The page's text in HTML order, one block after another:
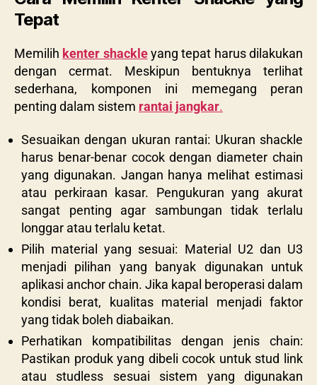
Tepat
Memilih kenter shackleyang tepat harus dilakukan
dengan cermat. Meskipun bentuknya terlihat
sederhana, komponen ini memegang peran
penting dalam sistem rantai jangkar.
Sesuaikan dengan ukuran rantai: Ukuran shackle
harus benar-benar cocok dengan diameter chain
yang digunakan. Jangan hanya melihat estimasi
atau perkiraan kasar. Pengukuran yang akurat
sangat penting agar sambungan tidak terlalu
longgar atau terlalu ketat.
Pilih material yang sesuai: Material U2 dan U3
menjadi pilihan yang banyak digunakan untuk
aplikasi anchor chain. Jika kapal beroperasi dalam
kondisi berat, kualitas material menjadi faktor
yang tidak boleh diabaikan.
Perhatikan kompatibilitas dengan jenis chain:
Pastikan produk yang dibeli cocok untuk stud link
atau studless sesuai sistem yang digunakan